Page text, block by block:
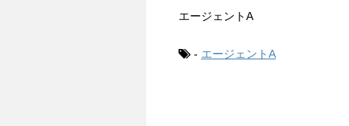
エージェントA
- エージェントA